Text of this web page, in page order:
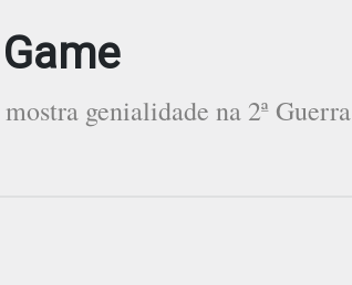
genialidade na 2ª Guerra